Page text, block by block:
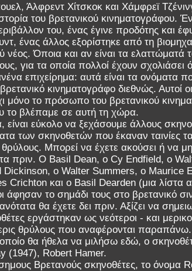
Άλφρεντ Χίτσκοκ και Χάμφρεϊ
του βρετανικού κινηματογράφου.
του, ένας έγινε προδότης και
ένας άλλος εξορίστηκε από τη
νέος. Όποια και αν είναι τα ελαττώματά
για τα οποία πολλοί έχουν σχολιάσει
επιχείρημα: αυτά είναι τα ονόματα
κινηματογράφο διεθνώς. Αυτοί
μόνο το πρόσωπο του βρετανικού
το βλέπαμε σε αυτή τη χώρα.
εύκολο να ξεχάσουμε άλλους
των σκηνοθετών που έκαναν ταινίες
Μπορεί να έχετε ακούσει ή να
πριν. Ο Basil Dean, ο Cy Endfield, ο
ο Walter Summers, ο Maurice
Crichton και ο Basil Dearden (μια λίστα
άφησαν το σημάδι τους στο βρετανικό
θα έχετε δει πριν. Αξίζει να
εργάστηκαν ως νεότεροι - και
θρύλους που αναφέρονται
θα ήθελα να μιλήσω εδώ, ο
(1947), Robert Hamer.
Βρετανούς σκηνοθέτες, το όνομα